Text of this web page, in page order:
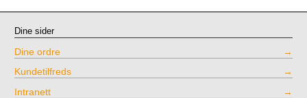
Dine sider
Dine ordre
Kundetilfreds
Intranett